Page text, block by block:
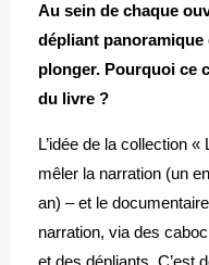
Au sein de chaque
dépliant panoramique
plonger. Pourquoi ce
du livre ?
L’idée de la collection «
mêler la narration (un
an) – et le
narration, via des
et des dépliants. C’est